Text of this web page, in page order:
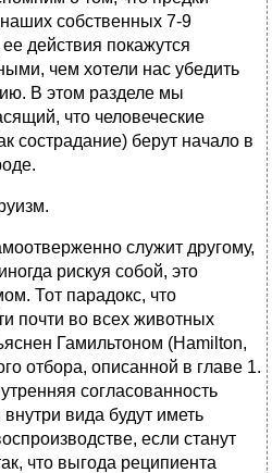
собственных 7-9
действия покажутся
чем хотели нас убедить
В этом разделе мы
что человеческие
сострадание) берут начало в
служит другому,
рискуя собой, это
Тот парадокс, что
почти во всех животных
Гамильтоном (Hamilton,
отбора, описанной в главе 1.
согласованность
вида будут иметь
если станут
что выгода реципиента